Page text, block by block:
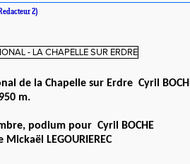
2)
de la Chapelle sur Erdre Cyril
m.
podium pour Cyril BOCHE
LEGOURIEREC